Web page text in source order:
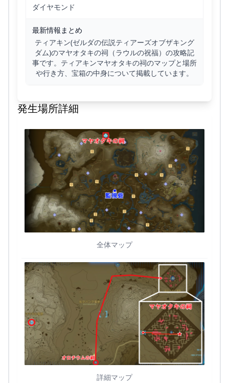
ダイヤモンド
最新情報まとめ
ティアキン(ゼルダの伝説ティアーズオブザキング
ダム)のマヤオタキの祠（ラウルの祝福）の攻略記
事です。ティアキンマヤオタキの祠のマップと場所
や行き方、宝箱の中身について掲載しています。
発生場所詳細
全体マップ
詳細マップ